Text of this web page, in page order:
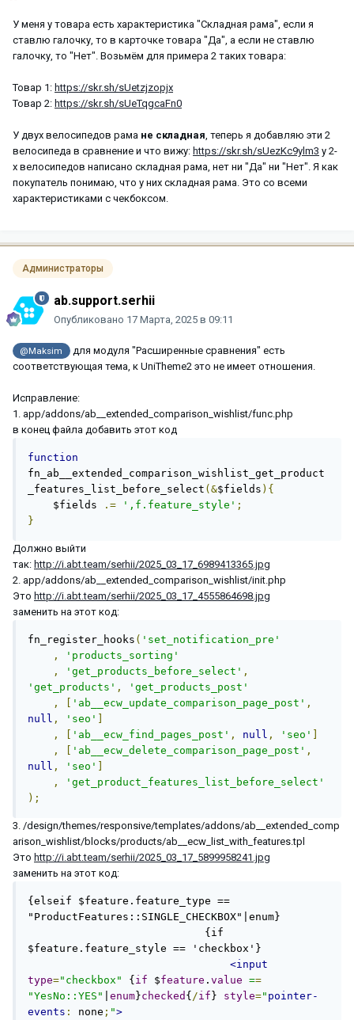
У меня у товара есть характеристика "Складная рама", если я
ставлю галочку, то в карточке товара "Да", а если не ставлю
галочку, то "Нет". Возьмём для примера 2 таких товара:
Товар 1: https://skr.sh/sUetzjzopjx
Товар 2: https://skr.sh/sUeTqgcaFn0
У двух велосипедов рама не складная , теперь я добавляю эти 2
велосипеда в сравнение и что вижу: https://skr.sh/sUezKc9ylm3 у 2-
х велосипедов написано складная рама, нет ни "Да" ни "Нет". Я как
покупатель понимаю, что у них складная рама. Это со всеми
характеристиками с чекбоксом.
Администраторы
ab.support.serhii
Опубликовано 17 Марта, 2025 в 09:11
@Maksim
для модуля "Расширенные сравнения" есть
соответствующая тема, к UniTheme2 это не имеет отношения.
Исправление:
1. app/addons/ab__extended_comparison_wishlist/func.php
в конец файла добавить этот код
function
fn_ab__extended_comparison_wishlist_get_product
_features_list_before_select (&$fields ){
    $fields
.= ',f.feature_style' ;
}
Должно выйти
так: http://i.abt.team/serhii/2025_03_17_6989413365.jpg
2. app/addons/ab__extended_comparison_wishlist/init.php
Это http://i.abt.team/serhii/2025_03_17_4555864698.jpg
заменить на этот код:
fn_register_hooks ( 'set_notification_pre'
,
'products_sorting'
,
'get_products_before_select' ,
'get_products' ,
'get_products_post'
,
'ab__ecw_update_comparison_page_post' ,
null , 'seo'
,
'ab__ecw_find_pages_post' , null , 'seo'
,
'ab__ecw_delete_comparison_page_post' ,
null , 'seo'
,
'get_product_features_list_before_select'
);
3. /design/themes/responsive/templates/addons/ab__extended_comp
arison_wishlist/blocks/products/ab__ecw_list_with_features.tpl
Это http://i.abt.team/serhii/2025_03_17_5899958241.jpg
заменить на этот код:
{elseif $feature.feature_type ==
"ProductFeatures::SINGLE_CHECKBOX"|enum}
$feature.feature_style == 'checkbox'}
<input
type="checkbox" { if $feature . value ==
"YesNo::YES"
enum}checked { /if } style=" pointer-
events : none ; ">